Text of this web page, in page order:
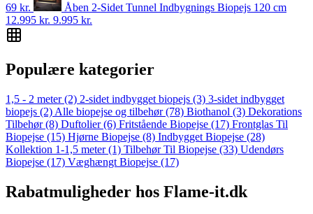
69 kr.
Åben 2-Sidet Tunnel Indbygnings Biopejs 120 cm
12.995 kr. 9.995 kr.
Populære kategorier
1,5 - 2 meter(2) 2-sidet indbygget biopejs (3) 3-sidet indbygget
biopejs (2) Alle biopejse og tilbehør(78) Biothanol (3) Dekorations
Tilbehør(8) Duftolier(6) Fritstående Biopejse (17) Frontglas Til
Biopejse (15) Hjørne Biopejse (8) Indbygget Biopejse (28)
Kollektion 1-1,5 meter(1) Tilbehør Til Biopejse (33) Udendørs
Biopejse (17) Væghængt Biopejse (17)
Rabatmuligheder hos Flame-it.dk